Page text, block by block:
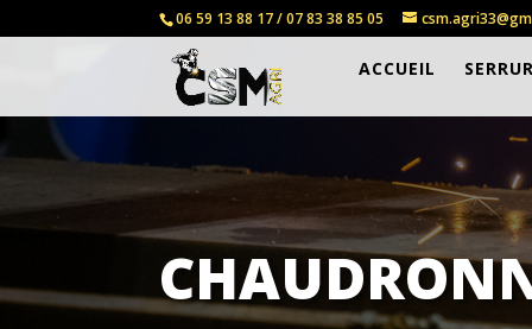
06 59 13 88 17 / 07 83 38 85 05
ACCUEIL